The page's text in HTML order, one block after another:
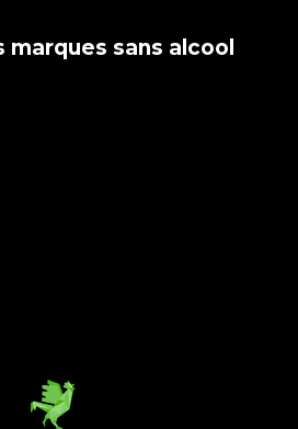
sans alcool